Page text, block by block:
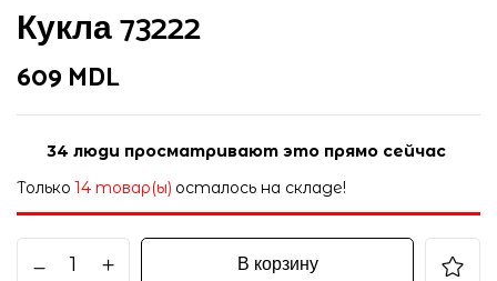
Кукла 73222
609 MDL
34 люди просматривают это прямо сейчас
Только 14 товар(ы) осталось на складе!
В корзину